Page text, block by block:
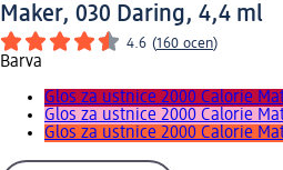
Maker, 030 Daring, 4,4 ml
4.6 (160 ocen)
Barva
Glos za ustnice 2000 Calorie
Glos za ustnice 2000 Calorie
Glos za ustnice 2000 Calorie